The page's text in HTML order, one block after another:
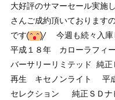
大好評のサマーセール実施
さんご成約頂いております
です
今週も続々入庫
平成１８年 カローラフ
バーサリーリミテッド
純
再生 キセノンライト 平
セレクション
純正ＳＤ